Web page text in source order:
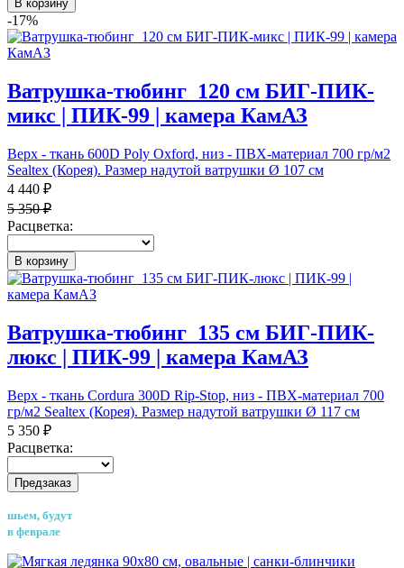
В корзину
-17%
Ватрушка-тюбинг_120 см БИГ-ПИК-
микс | ПИК-99 | камера КамАЗ
Верх - ткань 600D Poly Oxford, низ - ПВХ-материал 700 гр/м2
Sealtex (Корея). Размер надутой ватрушки Ø 107 см
4 440 ₽
5 350 ₽
Расцветка:
В корзину
Ватрушка-тюбинг_135 см БИГ-ПИК-
люкс | ПИК-99 | камера КамАЗ
Верх - ткань Cordura 300D Rip-Stop, низ - ПВХ-материал 700
гр/м2 Sealtex (Корея). Размер надутой ватрушки Ø 117 см
5 350 ₽
Расцветка:
Предзаказ
шьем, будут
в феврале